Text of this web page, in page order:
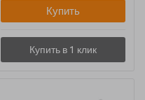
Купить